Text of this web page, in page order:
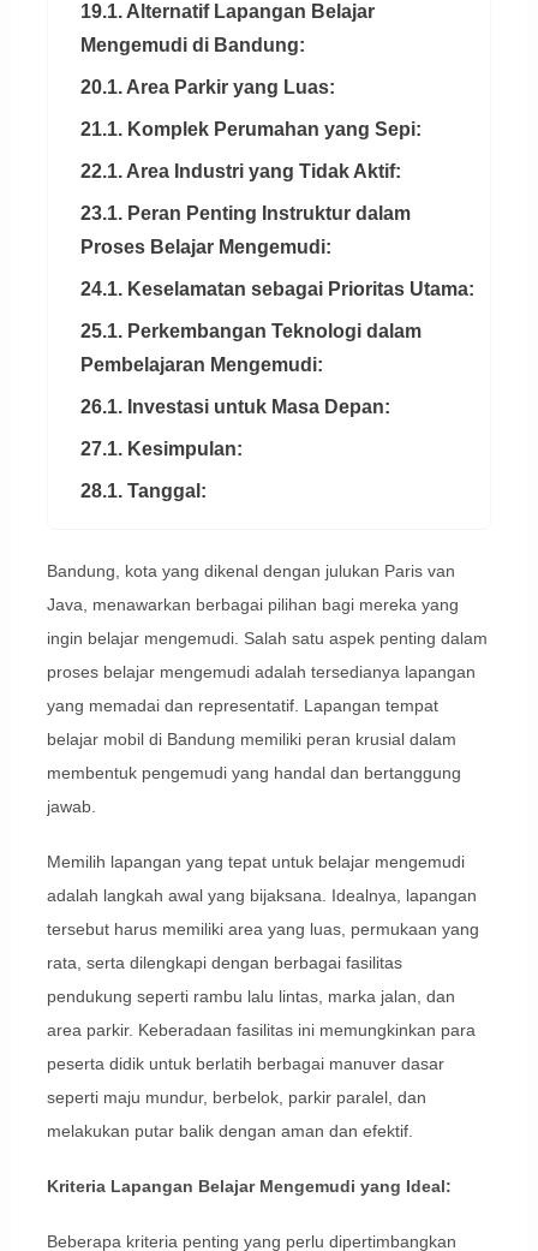
19.1. Alternatif Lapangan Belajar
Mengemudi di Bandung:
20.1. Area Parkir yang Luas:
21.1. Komplek Perumahan yang Sepi:
22.1. Area Industri yang Tidak Aktif:
23.1. Peran Penting Instruktur dalam
Proses Belajar Mengemudi:
24.1. Keselamatan sebagai Prioritas Utama:
25.1. Perkembangan Teknologi dalam
Pembelajaran Mengemudi:
26.1. Investasi untuk Masa Depan:
27.1. Kesimpulan:
28.1. Tanggal:
Bandung, kota yang dikenal dengan julukan Paris van
Java, menawarkan berbagai pilihan bagi mereka yang
ingin belajar mengemudi. Salah satu aspek penting dalam
proses belajar mengemudi adalah tersedianya lapangan
yang memadai dan representatif. Lapangan tempat
belajar mobil di Bandung memiliki peran krusial dalam
membentuk pengemudi yang handal dan bertanggung
jawab.
Memilih lapangan yang tepat untuk belajar mengemudi
adalah langkah awal yang bijaksana. Idealnya, lapangan
tersebut harus memiliki area yang luas, permukaan yang
rata, serta dilengkapi dengan berbagai fasilitas
pendukung seperti rambu lalu lintas, marka jalan, dan
area parkir. Keberadaan fasilitas ini memungkinkan para
peserta didik untuk berlatih berbagai manuver dasar
seperti maju mundur, berbelok, parkir paralel, dan
melakukan putar balik dengan aman dan efektif.
Kriteria Lapangan Belajar Mengemudi yang Ideal:
Beberapa kriteria penting yang perlu dipertimbangkan